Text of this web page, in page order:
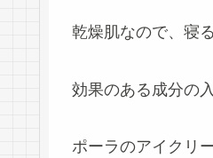
乾燥肌なので、寝
効果のある成分の
ポーラのアイクリ